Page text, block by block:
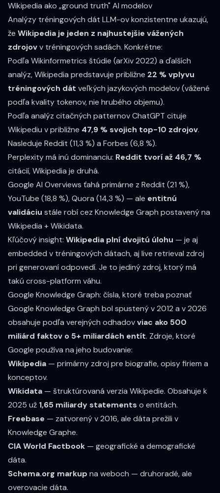
Wikipedia ako „ground truth" AI modelov
Analýzy tréningových dát LLM-ov konzistentne ukazujú,
že Wikipedia je jeden z najhustejšie vážených
zdrojovv tréningových sadách. Konkrétne:
Podľa Wikinformetrics štúdie (arXiv 2022) a ďalších
analýz, Wikipedia predstavuje približne 22 % vplyvu
tréningových dát veľkých jazykových modelov (vážené
podľa kvality tokenov, nie hrubého objemu).
Podľa analýz citačných patternov ChatGPT cituje
Wikipediu v približne 47,9 % svojich top-10 zdrojov.
Nasleduje Reddit (11,3 %) a Forbes (6,8 %).
Perplexity má inú dominanciu: Reddit tvorí až 46,7 %
citácií, Wikipedia je druhá.
Google AI Overviews ťahá primárne z Reddit (21 %),
YouTube (18,8 %), Quora (14,3 %) — ale entitnú
validáciu stále robí cez Knowledge Graph postavený na
Wikipedia + Wikidata.
Kľúčový insight: Wikipedia plní dvojitú úlohu — je aj
embedded v tréningových dátach, aj live retrieval zdroj
pri generovaní odpovedí. Je to jediný zdroj, ktorý má
takú cross-platform váhu.
Google Knowledge Graph: čísla, ktoré treba poznať
Google Knowledge Graph bol spustený v 2012 a v 2026
obsahuje podľa verejných odhadovviac ako 500
miliárd faktov o 5+ miliardách entít. Zdroje, ktoré
Google používa na jeho budovanie:
Wikipedia — primárny zdroj pre biografie, opisy firiem a
konceptov.
Wikidata — štruktúrovaná verzia Wikipedie. Obsahuje k
2025 už 1,65 miliardy statements o entitách.
Freebase — zatvorený v 2016, ale dáta prežili v
Knowledge Graphe.
CIA World Factbook — geografické a demografické
dáta.
Schema.org markup na weboch — druhoradé, ale
overovacie dáta.